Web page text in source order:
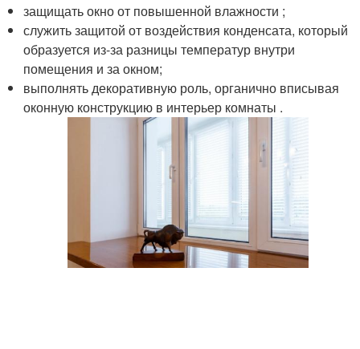
защищать окно от повышенной влажности ;
служить защитой от воздействия конденсата, который
образуется из-за разницы температур внутри
помещения и за окном;
выполнять декоративную роль, органично вписывая
оконную конструкцию в интерьер комнаты .